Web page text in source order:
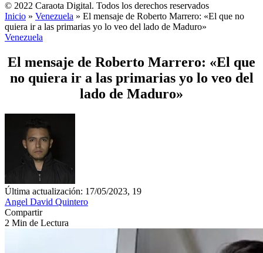
© 2022 Caraota Digital. Todos los derechos reservados
Inicio » Venezuela » El mensaje de Roberto Marrero: «El que no
quiera ir a las primarias yo lo veo del lado de Maduro»
Venezuela
El mensaje de Roberto Marrero: «El que
no quiera ir a las primarias yo lo veo del
lado de Maduro»
Última actualización: 17/05/2023, 19
Angel David Quintero
Compartir
2 Min de Lectura